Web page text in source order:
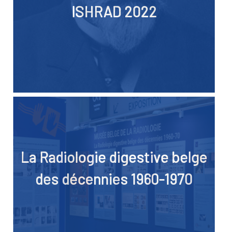
ISHRAD 2022
La Radiologie digestive belge
des décennies 1960-1970